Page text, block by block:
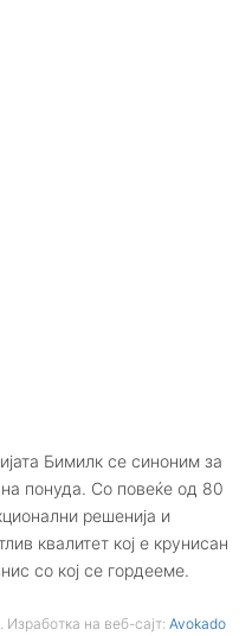
Бимилк се синоним за
понуда. Со повеќе од 80
решенија и
квалитет кој е крунисан
со кој се гордееме.
на веб-сајт: Avokado